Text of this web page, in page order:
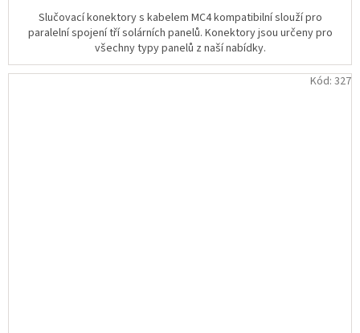
Slučovací konektory s kabelem MC4 kompatibilní slouží pro
paralelní spojení tří solárních panelů. Konektory jsou určeny pro
všechny typy panelů z naší nabídky.
Kód: 327